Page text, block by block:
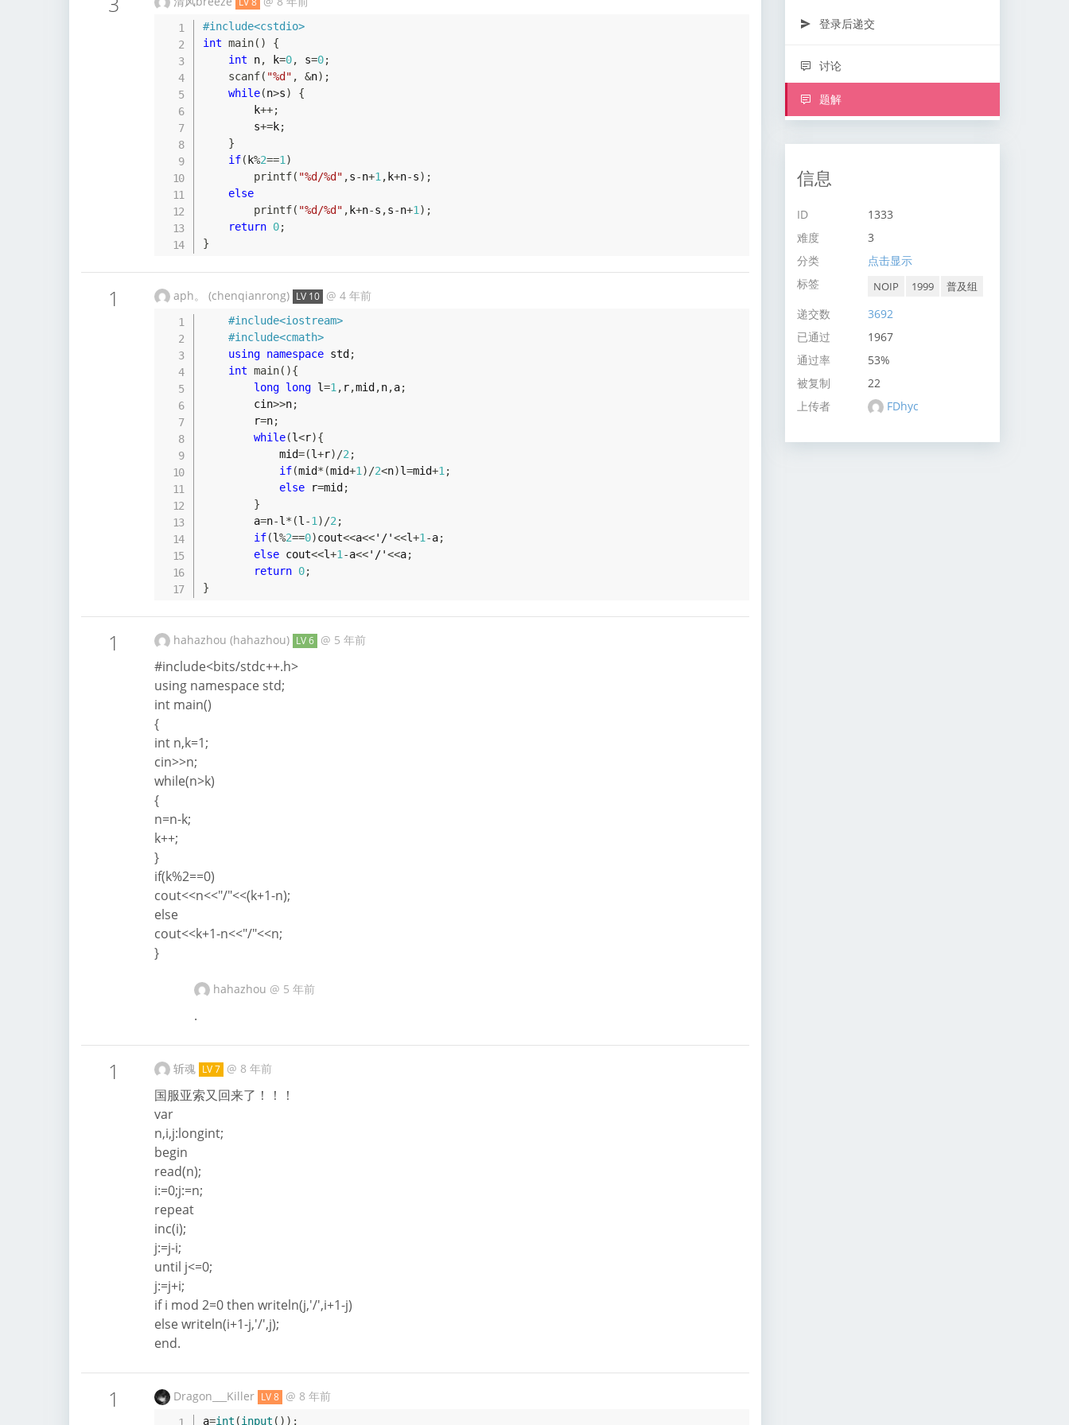
#include<cstdio>
int main( )
{
int n, k=0, s=0;
scanf( "%d" , &n) ;
while(n>s)
{
        k
++;
        s
+=k;
}
if( k%2==1 )
printf( "%d/%d" ,s-n+1 , k+n-s) ;
else
printf( "%d/%d" , k+n-s ,s-n+1 ) ;
return 0;
}
1 aph。 (chenqianrong) LV 10 @ 4 年前
#include<iostream>
#include<cmath>
using namespace std ;
int main( ){
long long l=1 , r,mid ,n,a;
        cin
>>n;
        r
=n;
while(l<r){
            mid
=(l+r) /2 ;
if(mid* (mid+1 ) /2<n)l=mid+1 ;
else r=mid ;
}
        a
=n-l * (l -1 ) /2 ;
if(l%2==0)cout<<a<<'/'<<l+1 -a;
else cout<<l+1 -a<<'/'<<a;
return 0;
}
1 hahazhou (hahazhou) LV 6 @ 5 年前
#include<bits/stdc++.h>
using namespace std;
int main()
{
int n,k=1;
cin>>n;
while(n>k)
{
n=n-k;
k++;
}
if(k%2==0)
cout<<n<<"/"<<(k+1-n);
else
cout<<k+1-n<<"/"<<n;
}
hahazhou @ 5 年前
.
1 斩魂 LV 7 @ 8 年前
国服亚索又回来了！！！
var
n,i,j:longint;
begin
read(n);
i:=0;j:=n;
repeat
inc(i);
j:=j-i;
until j<=0;
j:=j+i;
if i mod 2=0 then writeln(j,'/',i+1-j)
else writeln(i+1-j,'/',j);
end.
1 Dragon___Killer LV 8 @ 8 年前
a=int (input ( ) ) ;
登录后递交
讨论
题解
信息
ID
1333
难度
3
分类
点击显示
标签
NOIP 1999 普及组
递交数
3692
已通过
1967
通过率
53%
被复制
22
上传者
FDhyc